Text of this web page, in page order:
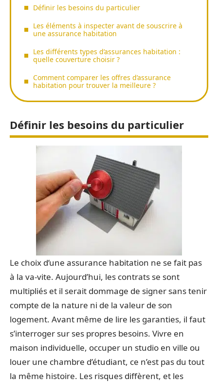
Définir les besoins du particulier
Les éléments à inspecter avant de souscrire à
une assurance habitation
Les différents types d’assurances habitation :
quelle couverture choisir ?
Comment comparer les offres d’assurance
habitation pour trouver la meilleure ?
Définir les besoins du particulier
Le choix d’une assurance habitation ne se fait pas
à la va-vite. Aujourd’hui, les contrats se sont
multipliés et il serait dommage de signer sans tenir
compte de la nature ni de la valeur de son
logement. Avant même de lire les garanties, il faut
s’interroger sur ses propres besoins. Vivre en
maison individuelle, occuper un studio en ville ou
louer une chambre d’étudiant, ce n’est pas du tout
la même histoire. Les risques diffèrent, et les